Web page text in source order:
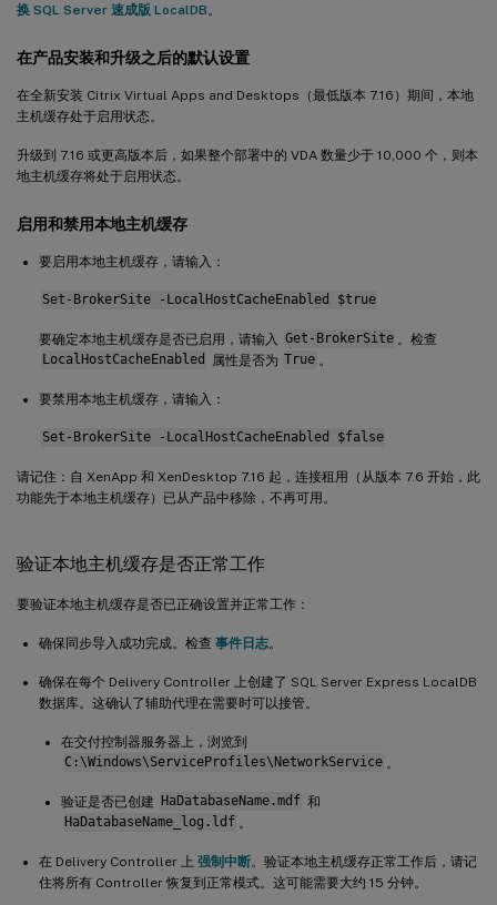
换 SQL Server 速成版 LocalDB 。
在产品安装和升级之后的默认设置
在全新安装 Citrix Virtual Apps and Desktops（最低版本 7.16）期间，本地
主机缓存处于启用状态。
升级到 7.16 或更高版本后，如果整个部署中的 VDA 数量少于 10,000 个，则本
地主机缓存将处于启用状态。
启用和禁用本地主机缓存
要启用本地主机缓存，请输入：
Set-BrokerSite -LocalHostCacheEnabled $true
要确定本地主机缓存是否已启用，请输入 Get-BrokerSite 。检查
LocalHostCacheEnabled
属性是否为 True 。
要禁用本地主机缓存，请输入：
Set-BrokerSite -LocalHostCacheEnabled $false
请记住：自 XenApp 和 XenDesktop 7.16 起，连接租用（从版本 7.6 开始，此
功能先于本地主机缓存）已从产品中移除，不再可用。
验证本地主机缓存是否正常工作
要验证本地主机缓存是否已正确设置并正常工作：
确保同步导入成功完成。检查 事件日志。
确保在每个 Delivery Controller 上创建了 SQL Server Express LocalDB
数据库。这确认了辅助代理在需要时可以接管。
在交付控制器服务器上，浏览到
C:\Windows\ServiceProfiles\NetworkService 。
验证是否已创建 HaDatabaseName.mdf 和
HaDatabaseName_log.ldf 。
在 Delivery Controller 上 强制中断。验证本地主机缓存正常工作后，请记
住将所有 Controller 恢复到正常模式。这可能需要大约 15 分钟。